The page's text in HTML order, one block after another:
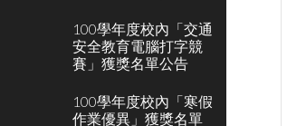
100學年度校內「交通
安全教育電腦打字競
賽」獲獎名單公告
100學年度校內「寒假
作業優異」獲獎名單